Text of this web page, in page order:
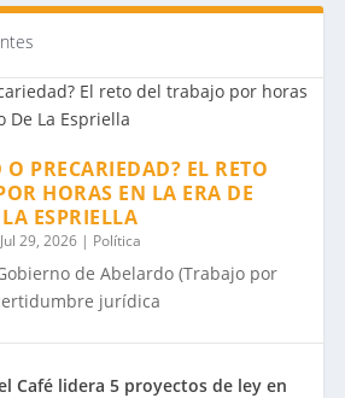
PRECARIEDAD? EL RETO
HORAS EN LA ERA DE
ESPRIELLA
Jul 29, 2026 | Política
de Abelardo (Trabajo por
jurídica
Café lidera 5 proyectos de ley en